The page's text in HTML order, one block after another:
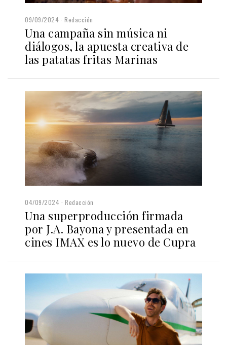
09/09/2024 Redacción
Una campaña sin música ni
diálogos, la apuesta creativa de
las patatas fritas Marinas
04/09/2024 Redacción
Una superproducción firmada
por J.A. Bayona y presentada en
cines IMAX es lo nuevo de Cupra